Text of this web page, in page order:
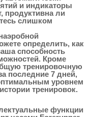
и индикаторы
продуктивна ли
слишком
определить, как
способность
Кроме
тренировочную
последние 7 дней,
уровнем
тренировок.
функции